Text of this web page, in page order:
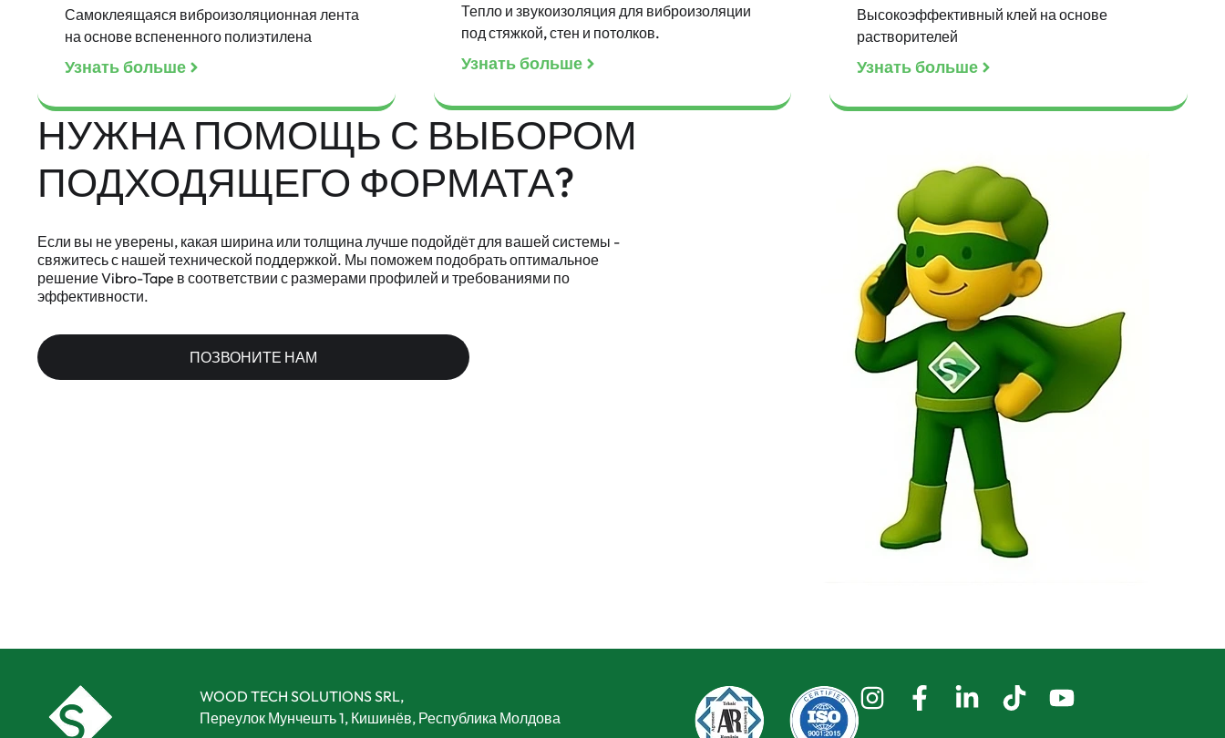
Самоклеящаяся виброизоляционная лента
на основе вспененного полиэтилена
Узнать больше
Тепло и звукоизоляция для виброизоляции
под стяжкой, стен и потолков.
Узнать больше
Высокоэффективный клей на основе
растворителей
Узнать больше
НУЖНА ПОМОЩЬ С ВЫБОРОМ
ПОДХОДЯЩЕГО ФОРМАТА?
Если вы не уверены, какая ширина или толщина лучше подойдёт для вашей системы -
свяжитесь с нашей технической поддержкой. Мы поможем подобрать оптимальное
решение Vibro-Tape в соответствии с размерами профилей и требованиями по
эффективности.
ПОЗВОНИТЕ НАМ
WOOD TECH SOLUTIONS SRL,
Переулок Мунчешть 1, Кишинёв, Республика Молдова